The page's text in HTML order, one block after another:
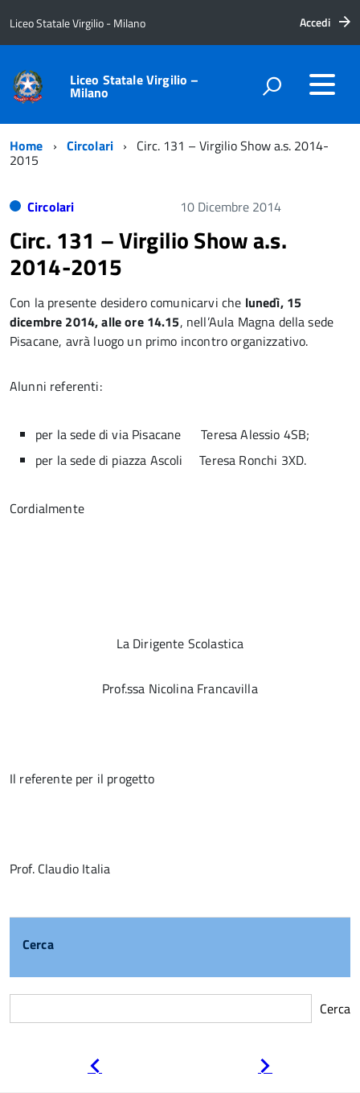
Liceo Statale Virgilio - Milano Accedi
Liceo Statale Virgilio –
Milano
Home Circolari Circ. 131 – Virgilio Show a.s. 2014-
2015
Circolari 10 Dicembre 2014
Circ. 131 – Virgilio Show a.s.
2014-2015
Con la presente desidero comunicarvi che lunedì, 15
dicembre 2014, alle ore 14.15, nell’Aula Magna della sede
Pisacane, avrà luogo un primo incontro organizzativo.
Alunni referenti:
per la sede di via Pisacane Teresa Alessio 4SB;
per la sede di piazza Ascoli Teresa Ronchi 3XD.
Cordialmente
La Dirigente Scolastica
Prof.ssa Nicolina Francavilla
Il referente per il progetto
Prof. Claudio Italia
Cerca
Cerca